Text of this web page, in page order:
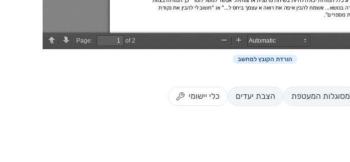
הורדת הקובץ למחשב
מסוגלות המעטפת הצבת יעדים כלי יישומי